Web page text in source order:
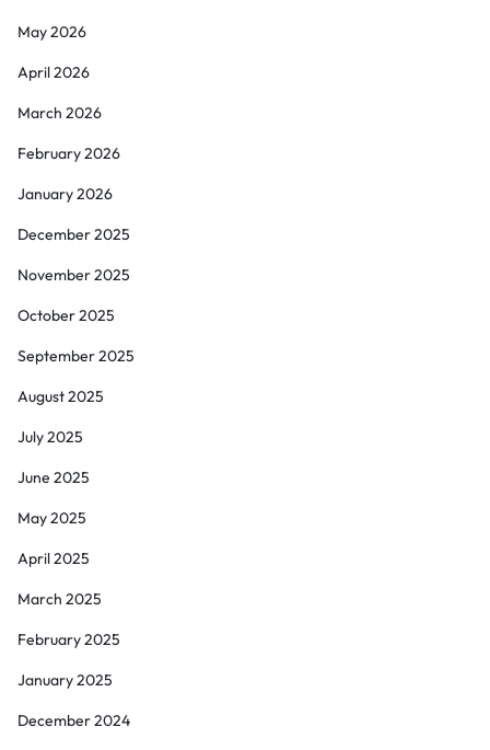
May 2026
April 2026
March 2026
February 2026
January 2026
December 2025
November 2025
October 2025
September 2025
August 2025
July 2025
June 2025
May 2025
April 2025
March 2025
February 2025
January 2025
December 2024